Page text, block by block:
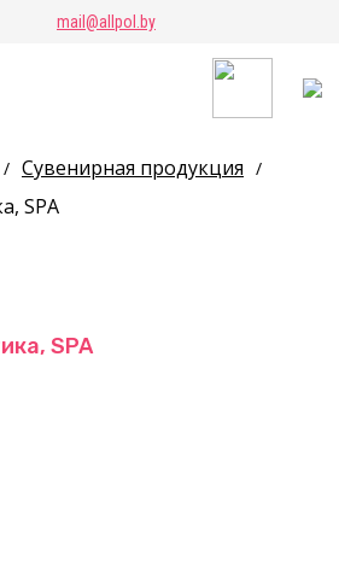
mail@allpol.by
/ Сувенирная продукция /
SPA
SPA